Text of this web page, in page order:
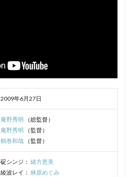
2009年6月27日
庵野秀明
（総監督）
庵野秀明
（監督）
鶴巻和哉 （監督）
碇シンジ： 緒方恵美
綾波レイ： 林原めぐみ